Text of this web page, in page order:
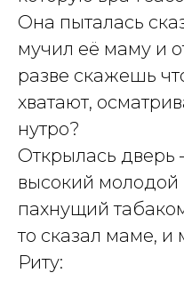
Она пыталась
мучил её маму и
разве скажешь
хватают,
нутро?
Открылась дверь
высокий
пахнущий
то сказал маме,
Риту: